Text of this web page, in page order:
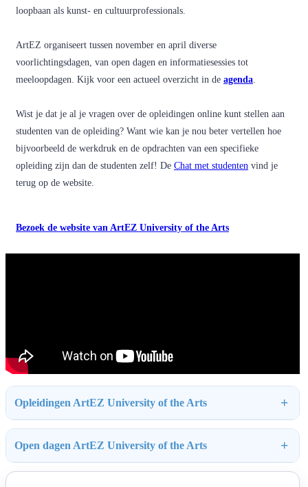
loopbaan als kunst- en cultuurprofessionals.
ArtEZ organiseert tussen november en april diverse
voorlichtingsdagen, van open dagen en informatiesessies tot
meeloopdagen. Kijk voor een actueel overzicht in de agenda.
Wist je dat je al je vragen over de opleidingen online kunt stellen aan
studenten van de opleiding? Want wie kan je nou beter vertellen hoe
bijvoorbeeld de werkdruk en de opdrachten van een specifieke
opleiding zijn dan de studenten zelf! De Chat met studenten vind je
terug op de website.
Bezoek de website van ArtEZ University of the Arts
Opleidingen ArtEZ University of the Arts
Open dagen ArtEZ University of the Arts